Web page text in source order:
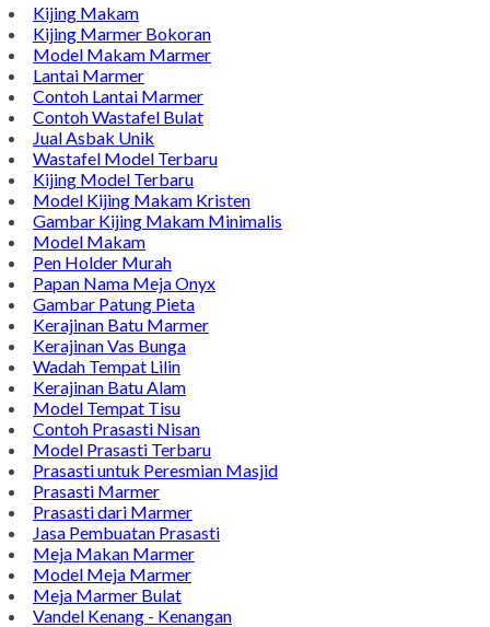
Kijing Makam
Kijing Marmer Bokoran
Model Makam Marmer
Lantai Marmer
Contoh Lantai Marmer
Contoh Wastafel Bulat
Jual Asbak Unik
Wastafel Model Terbaru
Kijing Model Terbaru
Model Kijing Makam Kristen
Gambar Kijing Makam Minimalis
Model Makam
Pen Holder Murah
Papan Nama Meja Onyx
Gambar Patung Pieta
Kerajinan Batu Marmer
Kerajinan Vas Bunga
Wadah Tempat Lilin
Kerajinan Batu Alam
Model Tempat Tisu
Contoh Prasasti Nisan
Model Prasasti Terbaru
Prasasti untuk Peresmian Masjid
Prasasti Marmer
Prasasti dari Marmer
Jasa Pembuatan Prasasti
Meja Makan Marmer
Model Meja Marmer
Meja Marmer Bulat
Vandel Kenang - Kenangan